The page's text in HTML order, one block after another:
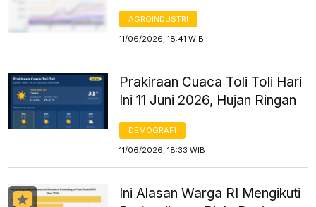
AGROINDUSTRI
11/06/2026, 18:41 WIB
Prakiraan Cuaca Toli Toli Hari
Ini 11 Juni 2026, Hujan Ringan
DEMOGRAFI
11/06/2026, 18:33 WIB
Ini Alasan Warga RI Mengikuti